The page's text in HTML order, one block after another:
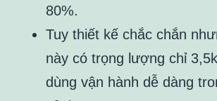
80%.
Tuy thiết kế chắc chắn
này có trọng lượng chỉ
dùng vận hành dễ dàng